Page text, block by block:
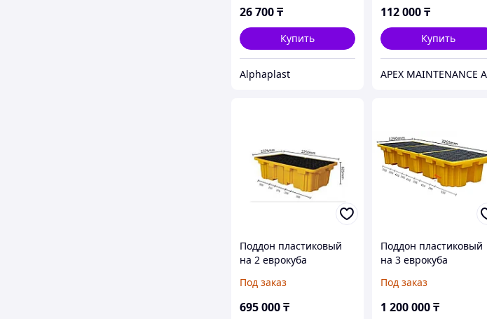
26 700₸
Купить
Alphaplast
112 000₸
Купить
Поддон пластиковый
на 2 еврокуба
HealthRun
Под заказ
695 000₸
Поддон пластиковый
на 3 еврокуба
HealthRun
Под заказ
1 200 000₸